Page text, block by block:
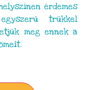
érdemes
trükkel
meg ennek a